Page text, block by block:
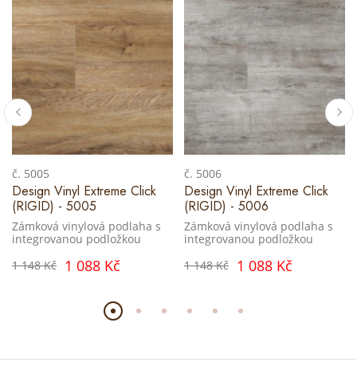
č. 5005
Design Vinyl Extreme Click
(RIGID) - 5005
Zámková vinylová podlaha s
integrovanou podložkou
1 148 Kč
1 088 Kč
č. 5006
Design Vinyl Extreme Click
(RIGID) - 5006
Zámková vinylová podlaha s
integrovanou podložkou
1 148 Kč
1 088 Kč